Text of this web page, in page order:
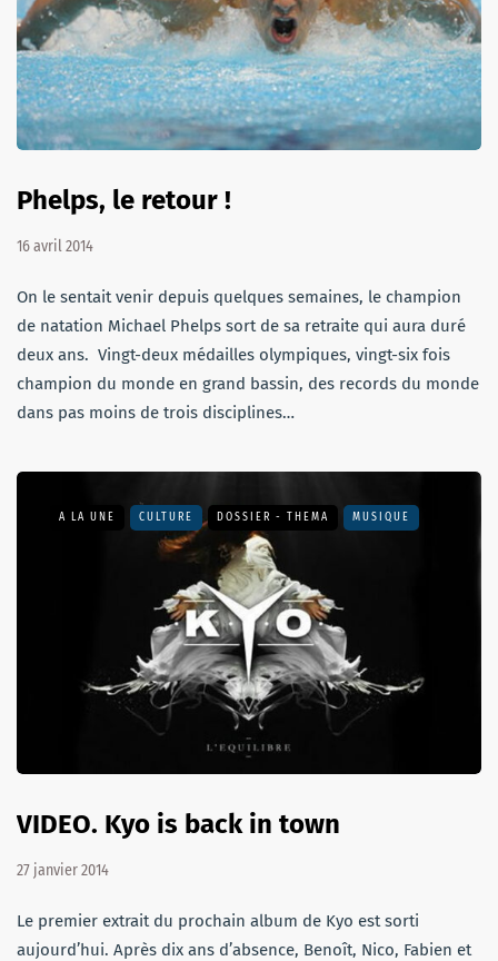
Phelps, le retour !
16 avril 2014
On le sentait venir depuis quelques semaines, le champion
de natation Michael Phelps sort de sa retraite qui aura duré
deux ans. Vingt-deux médailles olympiques, vingt-six fois
champion du monde en grand bassin, des records du monde
dans pas moins de trois disciplines…
A LA UNE CULTURE DOSSIER - THEMA MUSIQUE
VIDEO. Kyo is back in town
27 janvier 2014
Le premier extrait du prochain album de Kyo est sorti
aujourd’hui. Après dix ans d’absence, Benoît, Nico, Fabien et